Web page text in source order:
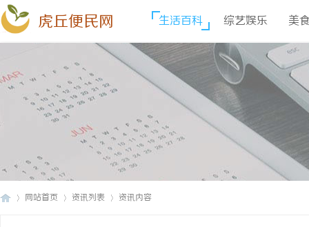
虎丘便民网 生活百科 综艺娱乐 美
网站首页 资讯列表 资讯内容